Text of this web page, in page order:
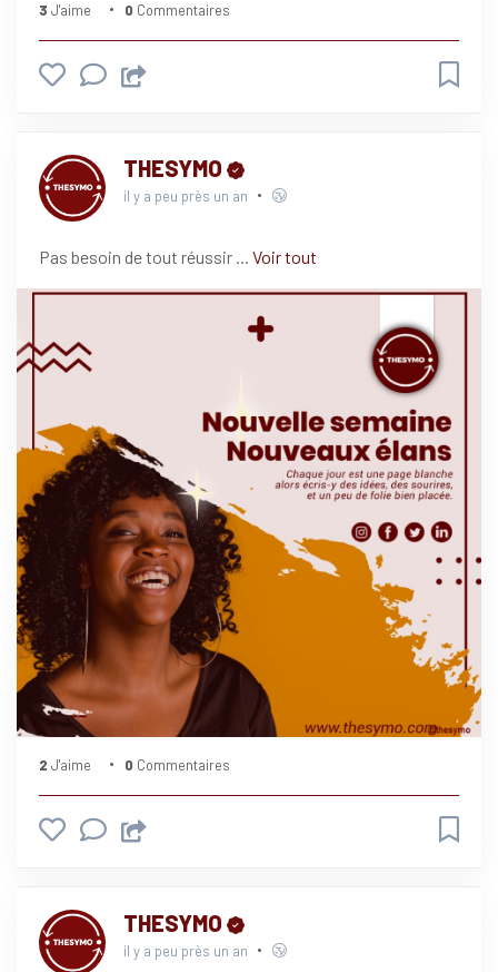
3 J'aime 0 Commentaires
THESYMO
il y a peu près un an
Pas besoin de tout réussir ... Voir tout
2 J'aime 0 Commentaires
THESYMO
il y a peu près un an